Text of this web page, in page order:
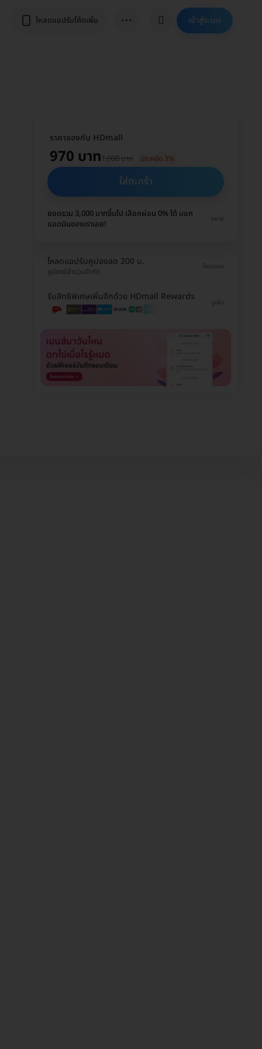
โหลดแอปรับโค้ดเพิ่ม ⋯ เข้าสู่ระบบ
ราคาจองกับ HDmall
970 บาท1,000 บาท ประหยัด 3%
ใส่ตะกร้า
ยอดรวม 3,000 บาทขึ้นไป เลือกผ่อน 0% ได้ บอก
แอดมินของเราเลย!
ขยาย
โหลดแอปรับคูปองลด 200 บ.
คูปองมีจำนวนจำกัด
โหลดเลย
รับสิทธิพิเศษเพิ่มอีกด้วย HDmall Rewards
ดูเพิ่ม